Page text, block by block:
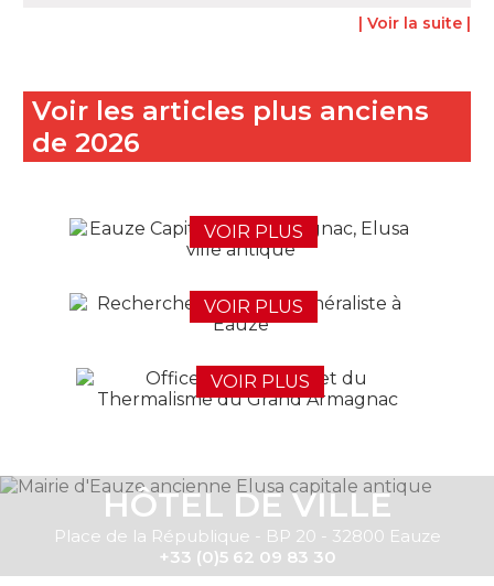
| Voir la suite |
Voir les articles plus anciens
de 2026
VOIR PLUS
VOIR PLUS
VOIR PLUS
HÔTEL DE VILLE
Place de la République - BP 20 - 32800 Eauze
+33 (0)5 62 09 83 30